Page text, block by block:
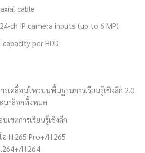
cable
ch IP camera inputs (up to 6 MP)
per HDD
รเคลื่อนไหวบนพื้นฐานการเรียนรู้เชิงลึก 2.0
นาล็อกทั้งหมด
เขตการเรียนรู้เชิงลึก
H.265 Pro+/H.265
H.264